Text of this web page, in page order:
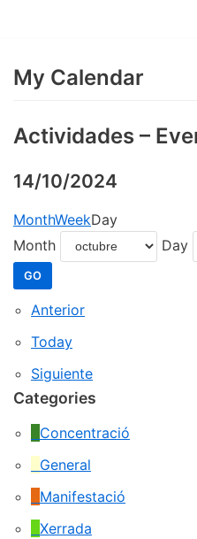
content
My Calendar
Actividades –
14/10/2024
MonthWeekDay
Month
Day
Anterior
Today
Siguiente
Categories
Concentració
General
Manifestació
Xerrada